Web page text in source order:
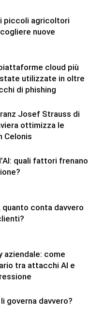
piccoli agricoltori
nuove
cloud più
utilizzate in oltre
di phishing
Josef Strauss di
ottimizza le
Celonis
quali fattori frenano
conta davvero
aziendale: come
tra attacchi AI e
governa davvero?